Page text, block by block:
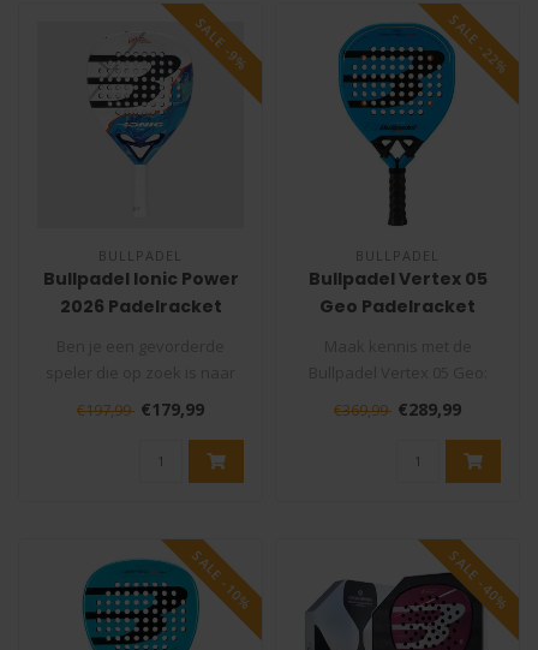
SALE -9%
BULLPADEL
Bullpadel Ionic Power
2026 Padelracket
de volgende uitdaging, of
€197,99 €179,99
SALE -22%
BULLPADEL
Bullpadel Vertex 05
Geo Padelracket
een revolutionair
padelracket dat kr..
€369,99 €289,99
SALE -10% SALE -40%